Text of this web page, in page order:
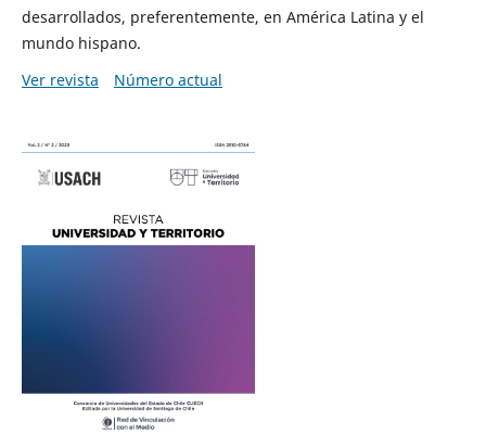
desarrollados, preferentemente, en América Latina y el
mundo hispano.
Ver revista
Número actual